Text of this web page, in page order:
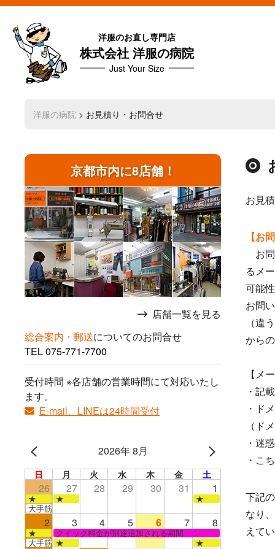
洋服のお直し専門店
株式会社 洋服の病院
Just Your Size
洋服の病院 > お見積り・お問合せ
京都市内に8店舗！
店舗一覧を見る
総合案内・郵送についてのお問合せ
TEL075-771-7700
受付時間 ※各店舗の営業時間にて対応いたし
ます。
E-mail、LINEは24時間受付
2026年 8月
日 月 火 水 木 金 土
26 27 28 29 30 31 1
★ ★
★
大手筋店のみ営業
2 3 4 5 6 7 8
★
クイック料金が別途追加される期間
大手筋 ★ ★
お見
【お
お
るメ
可能
お問
（違
から
【メ
・記
・ド
（ド
・迷
・こ
下記
なり
えて